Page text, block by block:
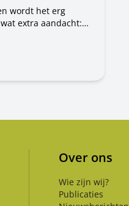
wordt het erg
extra aandacht:
Over ons
Wie zijn wij?
Publicaties